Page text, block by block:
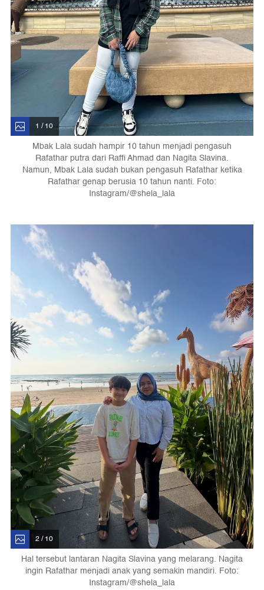
1 / 10
Mbak Lala sudah hampir 10 tahun menjadi pengasuh
Rafathar putra dari Raffi Ahmad dan Nagita Slavina.
Namun, Mbak Lala sudah bukan pengasuh Rafathar ketika
Rafathar genap berusia 10 tahun nanti. Foto:
Instagram/@shela_lala
2 / 10
Hal tersebut lantaran Nagita Slavina yang melarang. Nagita
ingin Rafathar menjadi anak yang semakin mandiri. Foto:
Instagram/@shela_lala